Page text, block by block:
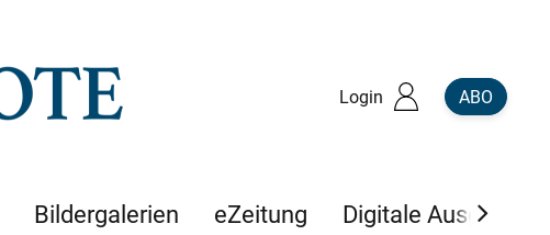
Login ABO
Bildergalerien eZeitung Digitale Ausgaben